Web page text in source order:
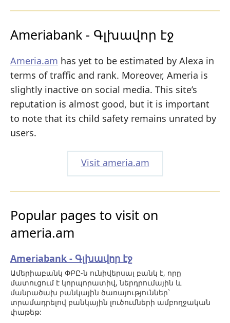
Ameriabank - Գլխավոր էջ
Ameria.am has yet to be estimated by Alexa in
terms of traffic and rank. Moreover, Ameria is
slightly inactive on social media. This site’s
reputation is almost good, but it is important
to note that its child safety remains unrated by
users.
Visit ameria.am
Popular pages to visit on
ameria.am
Ameriabank - Գլխավոր էջ
Ամերիաբանկ ՓԲԸ-ն ունիվերսալ բանկ է, որը
մատուցում է կորպորատիվ, ներդրումային և
մանրածախ բանկային ծառայություններ`
տրամադրելով բանկային լուծումների ամբողջական
փաթեթ: